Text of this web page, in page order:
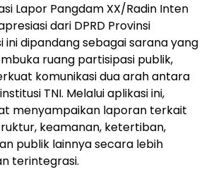
Lapor Pangdam XX/Radin Inten
dari DPRD Provinsi
ini dipandang sebagai sarana yang
ruang partisipasi publik,
komunikasi dua arah antara
TNI. Melalui aplikasi ini,
menyampaikan laporan terkait
keamanan, ketertiban,
publik lainnya secara lebih
terintegrasi.